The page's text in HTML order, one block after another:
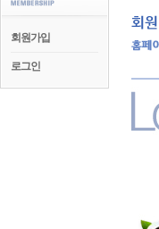
회원가입
로그인